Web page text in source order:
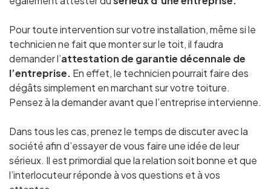
Pour toute intervention sur votre installation, même si le
technicien ne fait que monter sur le toit, il faudra
demander l’attestation de garantie décennale de
l’entreprise. En effet, le technicien pourrait faire des
dégâts simplement en marchant sur votre toiture.
Pensez à la demander avant que l’entreprise intervienne.
Dans tous les cas, prenez le temps de discuter avec la
société afin d’essayer de vous faire une idée de leur
sérieux. Il est primordial que la relation soit bonne et que
l’interlocuteur réponde à vos questions et à vos